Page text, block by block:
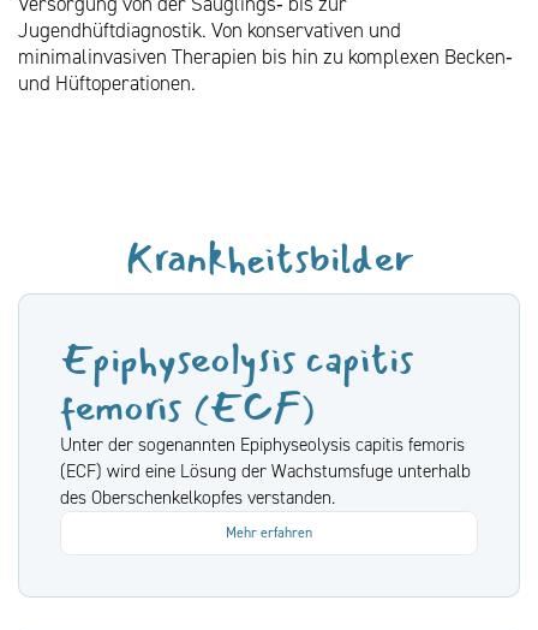
Jugendhüftdiagnostik. Von konservativen und
minimalinvasiven Therapien bis hin zu komplexen Becken‑
und Hüftoperationen.
Krankheitsbilder
Epiphyseolysis capitis
femoris (ECF)
Unter der sogenannten Epiphyseolysis capitis femoris
(ECF) wird eine Lösung der Wachstumsfuge unterhalb
des Oberschenkelkopfes verstanden.
Mehr erfahren